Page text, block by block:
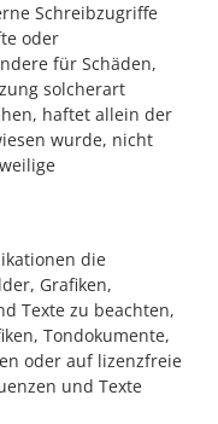
Schreibzugriffe
oder
für Schäden,
solcherart
haftet allein der
wurde, nicht
die
Grafiken,
Texte zu beachten,
Tondokumente,
oder auf lizenzfreie
und Texte